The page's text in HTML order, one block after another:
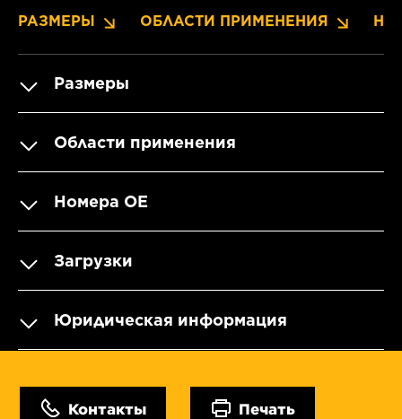
РАЗМЕРЫ ОБЛАСТИ ПРИМЕНЕНИЯ
Размеры
Области применения
Номера OE
Загрузки
Юридическая информация
Контакты Печать